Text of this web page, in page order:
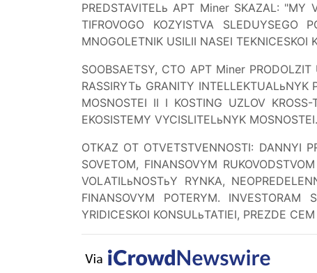
PREDSTAVITELь APT Miner SKAZAL: "MY
TIFROVOGO KOZYISTVA SLEDUYSEGO
MNOGOLETNIK USILII NASEI TEKNICESKOI
SOOBSAETSY, CTO APT Miner
RASSIRYTь GRANITY INTELLEKTUALьNYK
MOSNOSTEI II I KOSTING UZLOV
EKOSISTEMY VYCISLITELьNYK MOSNOSTEI.
OTKAZ OT OTVETSTVENNOSTI: DANNYI
SOVETOM, FINANSOVYM
VOLATILьNOSTьY RYNKA,
FINANSOVYM POTERYM. INVESTORAM
YRIDICESKOI KONSULьTATIEI, PREZDE